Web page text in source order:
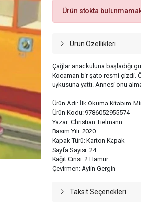
Ürün stokta
Ürün Özellikleri
Çağlar anaokuluna başladığı
Kocaman bir şato resmi çizdi.
uykusuna yattı. Annesi onu
Ürün Adı: İlk Okuma Kitabım-
Ürün Kodu: 9786052955574
Yazar: Christian Tielmann
Basım Yılı: 2020
Kapak Türü: Karton Kapak
Sayfa Sayısı: 24
Kağıt Cinsi: 2.Hamur
Çevirmen: Aylin Gergin
Taksit Seçenekleri